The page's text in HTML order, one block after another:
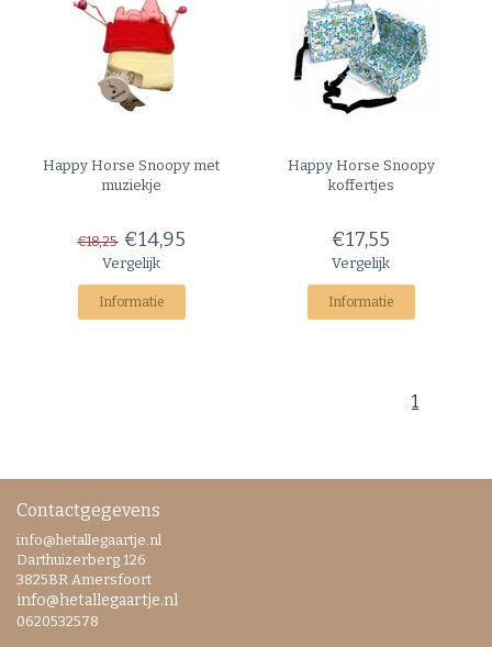
Happy Horse Snoopy met
muziekje
€18,25 €14,95
Vergelijk
Informatie
Happy Horse Snoopy
koffertjes
€17,55
Vergelijk
Informatie
1
Contactgegevens
info@hetallegaartje.nl
Darthuizerberg 126
3825BR Amersfoort
info@hetallegaartje.nl
0620532578